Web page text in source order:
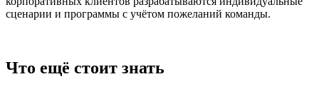
сценарии и программы с учётом пожеланий команды.
Что ещё стоит знать